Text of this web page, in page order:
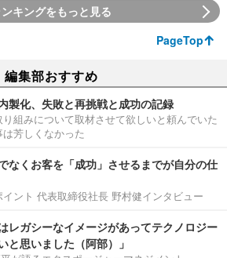
キングをもっと見る
PageTop
編集部おすすめ
製化、失敗と再挑戦と成功の記録
組みについて取材させて欲しいと頼んでいた
芳しくなかった
なくお客を「成功」させるまでが自分の仕
イント 代表取締役社長 野村健インタビュー
レガシーなイメージがあってテクノロジー
と思いました（阿部）」